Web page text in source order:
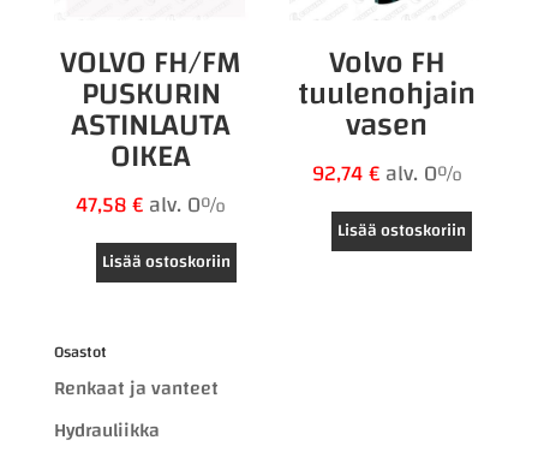
VOLVO FH/FM
PUSKURIN
ASTINLAUTA
OIKEA
47,58€alv. 0%
Lisää ostoskoriin
Volvo FH
tuulenohjain
vasen
92,74€alv. 0%
Lisää ostoskoriin
Osastot
Renkaat ja vanteet
Hydrauliikka